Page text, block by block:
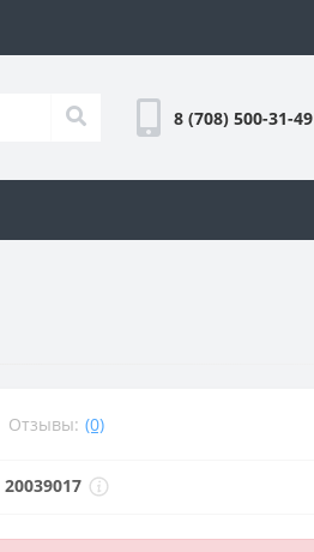
8 (708) 500-31-49
Отзывы: (0)
20039017